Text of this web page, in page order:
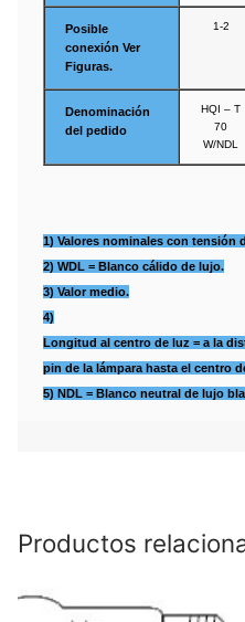
Posible
conexión Ver
Figuras.
1-2
Denominación
del pedido
HQI – T
70
W/NDL
1) Valores nominales con tensión
2) WDL = Blanco cálido de lujo.
3) Valor medio.
4)
Longitud al centro de luz = a la
pin de la lámpara hasta el centro
5) NDL = Blanco neutral de lujo
Productos